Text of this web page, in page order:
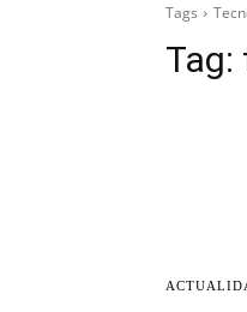
Tags
Tag: